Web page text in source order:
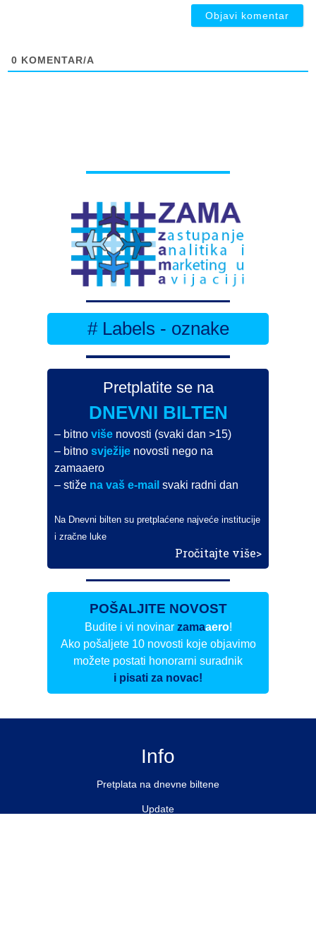
0 KOMENTAR/A
# Labels - oznake
Pretplatite se na
DNEVNI BILTEN
– bitnoviše novosti (svaki dan >15)
– bitnosvježije novosti nego na
zamaaero
– stiže na vaš e-mail svaki radni dan
Na Dnevni bilten su pretplaćene najveće institucije
i zračne luke
Pročitajte više>
POŠALJITE NOVOST
Budite i vi novinar zamaaero!
Ako pošaljete 10 novosti koje objavimo
možete postati honorarni suradnik
i pisati za novac!
Info
Pretplata na dnevne biltene
Update